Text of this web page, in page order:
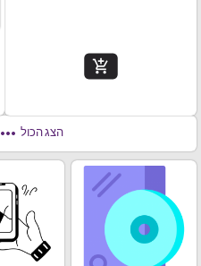
add_shopping_cart
הצג הכול more_horiz